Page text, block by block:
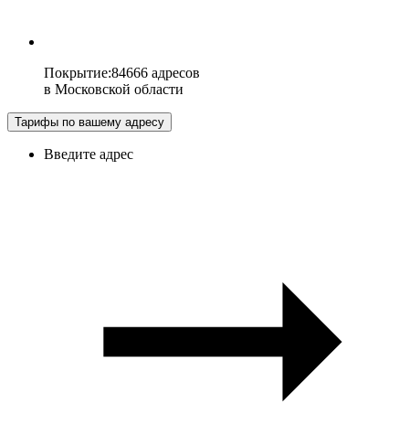
Покрытие:84666 адресов
в Московской области
Тарифы по вашему адресу
Введите адрес